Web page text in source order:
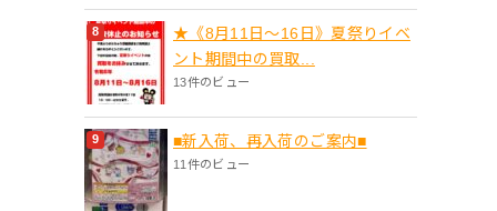
★《8月11日～16日》夏祭りイベ
ント期間中の買取...
13件のビュー
■新入荷、再入荷のご案内■
11件のビュー